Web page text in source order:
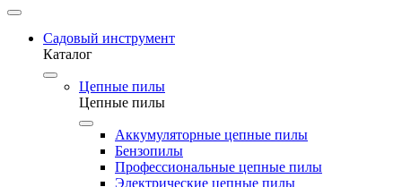
Садовый инструмент
Каталог
Цепные пилы
Цепные пилы
Аккумуляторные цепные пилы
Бензопилы
Профессиональные цепные пилы
Электрические цепные пилы